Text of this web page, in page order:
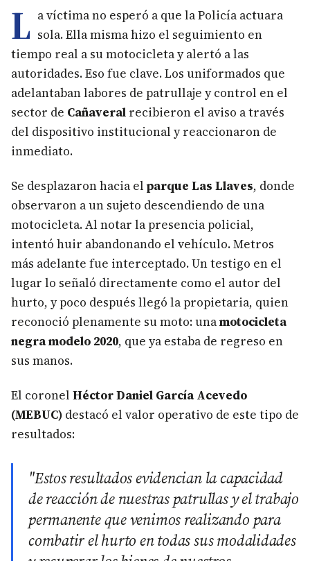
L a víctima no esperó a que la Policía actuara
sola. Ella misma hizo el seguimiento en
tiempo real a su motocicleta y alertó a las
autoridades. Eso fue clave. Los uniformados que
adelantaban labores de patrullaje y control en el
sector de Cañaveral recibieron el aviso a través
del dispositivo institucional y reaccionaron de
inmediato.
Se desplazaron hacia el parque Las Llaves, donde
observaron a un sujeto descendiendo de una
motocicleta. Al notar la presencia policial,
intentó huir abandonando el vehículo. Metros
más adelante fue interceptado. Un testigo en el
lugar lo señaló directamente como el autor del
hurto, y poco después llegó la propietaria, quien
reconoció plenamente su moto: unamotocicleta
negra modelo 2020, que ya estaba de regreso en
sus manos.
El coronel Héctor Daniel García Acevedo
(MEBUC) destacó el valor operativo de este tipo de
resultados:
"Estos resultados evidencian la capacidad
de reacción de nuestras patrullas y el trabajo
permanente que venimos realizando para
combatir el hurto en todas sus modalidades